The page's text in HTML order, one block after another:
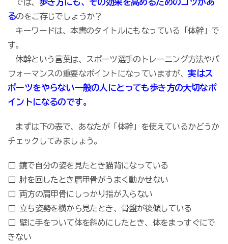
では、 歩き方にも、その効果を高めるためのコツがあ
るのをご存じでしょうか？
キーワードは、本書のタイトルにもなっている「体幹」で
す。
体幹という言葉は、スポーツ選手のトレーニング方法やパ
フォーマンスの重要なポイントになっていますが、実はス
ポーツをやらない一般の人にとっても歩き方の大切なポ
イントになるのです。
まずは下の表で、あなたが「体幹」を使えているかどうか
チェックしてみましょう。
□ 鏡で自分の姿を見たとき猫背になっている
□ 肘を回したとき肩甲骨がうまく動かせない
□ 両方の肩甲骨にしっかり指が入らない
□ 立ち姿勢を横から見たとき、骨盤が後傾している
□ 壁に手をついて体を斜めにしたとき、体をまっすぐにで
きない